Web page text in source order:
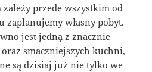
przede wszystkim od
zaplanujemy własny pobyt.
jest jedną z znacznie
smaczniejszych kuchni,
są dzisiaj już nie tylko we